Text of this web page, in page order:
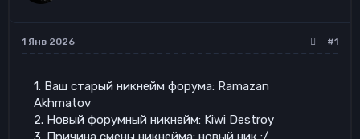
1 Янв 2026 #1
1. Ваш старый никнейм форума: Ramazan
Akhmatov
2. Новый форумный никнейм: Kiwi Destroy